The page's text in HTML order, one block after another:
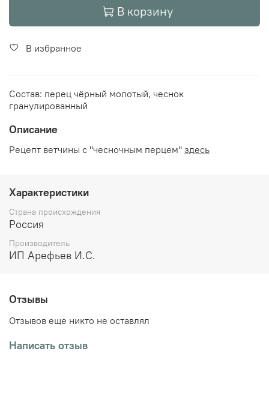
В корзину
В избранное
Состав: перец чёрный молотый, чеснок
гранулированный
Описание
Рецепт ветчины с "чесночным перцем" здесь
Характеристики
Страна происхождения
Россия
Производитель
ИП Арефьев И.С.
Отзывы
Отзывов еще никто не оставлял
Написать отзыв